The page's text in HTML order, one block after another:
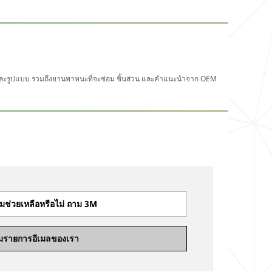
รูปแบบ รวมถึงยานพาหนะที่จะซ่อม ชิ้นส่วน และคำแนะนำจาก OEM
ช่วยเหลือหรือไม่ ถาม 3M
ายการอีเมลของเรา